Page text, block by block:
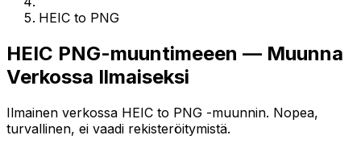
HEIC to PNG
HEIC PNG-muuntimeeen — Muunna
Verkossa Ilmaiseksi
Ilmainen verkossa HEIC to PNG -muunnin. Nopea,
turvallinen, ei vaadi rekisteröitymistä.